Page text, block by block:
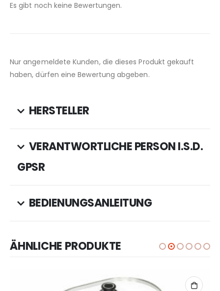
Es gibt noch keine Bewertungen.
Nur angemeldete Kunden, die dieses Produkt gekauft
haben, dürfen eine Bewertung abgeben.
HERSTELLER
VERANTWORTLICHE PERSON I.S.D.
GPSR
BEDIENUNGSANLEITUNG
ÄHNLICHE PRODUKTE